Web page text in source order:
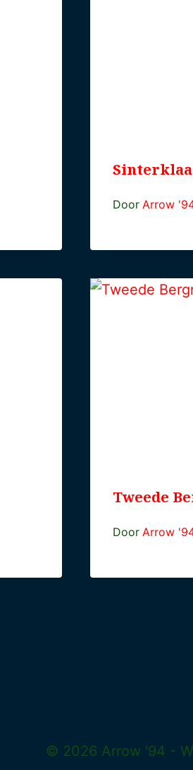
Door Arrow
Tweede
Door Arrow
© 2026 Arrow '94 -